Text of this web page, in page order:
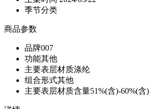
季节分类
商品参数
品牌007
功能其他
主要表层材质涤纶
组合形式其他
主要表层材质含量51%(含)-60%(含)